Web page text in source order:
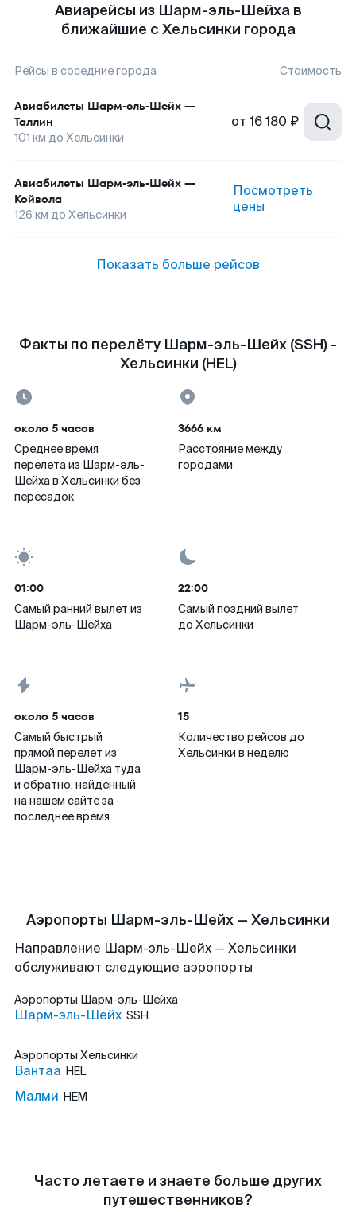
Авиарейсы из Шарм-эль-Шейха в
ближайшие с Хельсинки города
Рейсы в соседние города Стоимость
Авиабилеты Шарм-эль-Шейх —
Таллин
101 км до Хельсинки
от 16 180 ₽
Авиабилеты Шарм-эль-Шейх —
Койвола
126 км до Хельсинки
Посмотреть
цены
Показать больше рейсов
Факты по перелёту Шарм-эль-Шейх (SSH) -
Хельсинки (HEL)
около 5 часов
Среднее время
перелета из Шарм-эль-
Шейха в Хельсинки без
пересадок
3666 км
Расстояние между
городами
01:00
Самый ранний вылет из
Шарм-эль-Шейха
22:00
Самый поздний вылет
до Хельсинки
около 5 часов
Самый быстрый
прямой перелет из
Шарм-эль-Шейха туда
и обратно, найденный
на нашем сайте за
последнее время
15
Количество рейсов до
Хельсинки в неделю
Аэропорты Шарм-эль-Шейх — Хельсинки
Направление Шарм-эль-Шейх — Хельсинки
обслуживают следующие аэропорты
Аэропорты Шарм-эль-Шейха
Шарм-эль-Шейх SSH
Аэропорты Хельсинки
Вантаа HEL
Малми HEM
Часто летаете и знаете больше других
путешественников?